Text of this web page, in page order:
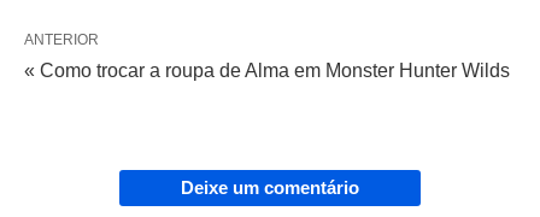
ANTERIOR
« Como trocar a roupa de Alma em Monster Hunter Wilds
Deixe um comentário